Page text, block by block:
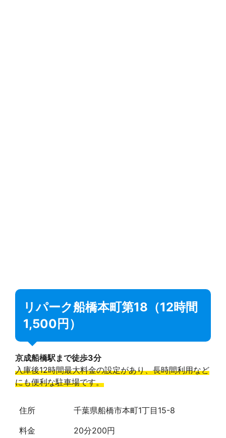
リパーク船橋本町第18（12時間
1,500円）
京成船橋駅まで徒歩3分
入庫後12時間最大料金の設定があり、長時間利用など
にも便利な駐車場です。
住所
千葉県船橋市本町1丁目15-8
料金
20分200円